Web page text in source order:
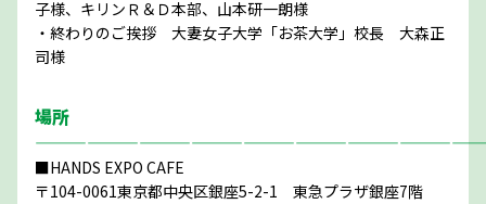
子様、キリンＲ＆Ｄ本部、山本研一朗様
・終わりのご挨拶 大妻女子大学「お茶大学」校長 大森正
司様
場所
■HANDS EXPO CAFE
〒104-0061東京都中央区銀座5-2-1 東急プラザ銀座7階